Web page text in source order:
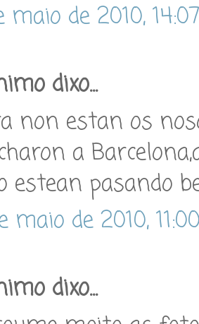
maio de 2010, 14:07
dixo...
non estan os
a
estean pasando
maio de 2010,
dixo...